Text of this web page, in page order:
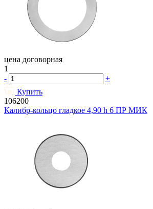
цена договорная
1
-
+
Купить
106200
Калибр-кольцо гладкое 4,90 h 6 ПР МИК